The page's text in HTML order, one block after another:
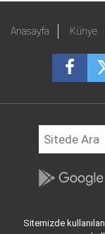
Anasayfa Künye
Sitemizde